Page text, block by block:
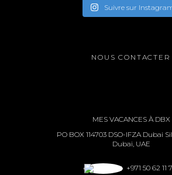
Suivre sur
NOUS CONTACTER
MES VACANCES À DBX
PO BOX 114703 DSO-IFZA Dubai
Dubai, UAE
+971 50 62 11